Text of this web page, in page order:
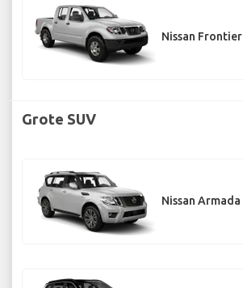
Nissan Frontier
Grote SUV
Nissan Armada